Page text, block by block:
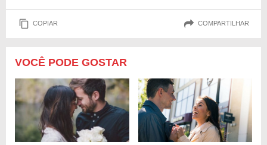
COPIAR COMPARTILHAR
VOCÊ PODE GOSTAR